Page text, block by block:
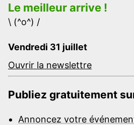
Le meilleur arrive !
\ (^o^) /
Vendredi 31 juillet
Ouvrir la newslettre
Publiez gratuitement
Annoncez votre